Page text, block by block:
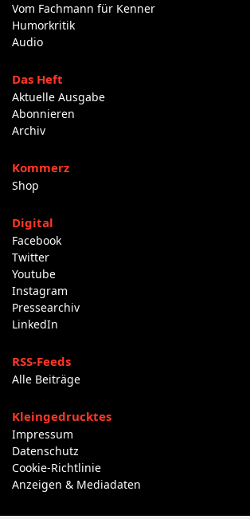
Vom Fachmann für Kenner
Humorkritik
Audio
Das Heft
Aktuelle Ausgabe
Abonnieren
Archiv
Kommerz
Shop
Digital
Facebook
Twitter
Youtube
Instagram
Pressearchiv
LinkedIn
RSS-Feeds
Alle Beiträge
Kleingedrucktes
Impressum
Datenschutz
Cookie-Richtlinie
Anzeigen & Mediadaten